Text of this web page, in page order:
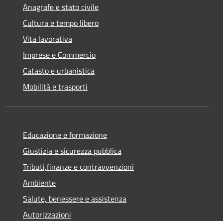
Anagrafe e stato civile
Cultura e tempo libero
Vita lavorativa
Imprese e Commercio
Catasto e urbanistica
Mobilità e trasporti
Educazione e formazione
Giustizia e sicurezza pubblica
Tributi,finanze e contravvenzioni
Ambiente
Salute, benessere e assistenza
Autorizzazioni